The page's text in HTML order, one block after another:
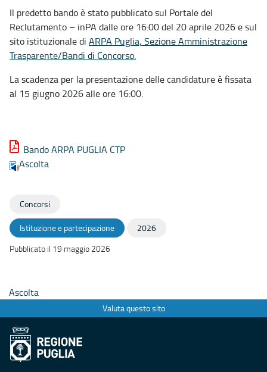
Il predetto bando è stato pubblicato sul Portale del
Reclutamento – inPA dalle ore 16:00 del 20 aprile 2026 e sul
sito istituzionale di ARPA Puglia, Sezione Amministrazione
Trasparente/Bandi di Concorso.
La scadenza per la presentazione delle candidature è fissata
al 15 giugno 2026 alle ore 16:00.
Bando ARPA PUGLIA CTP
Ascolta
Concorsi
Istituzione e partecipazione
2026
Pubblicato il 19 maggio 2026
Ascolta
Valuta questo sito